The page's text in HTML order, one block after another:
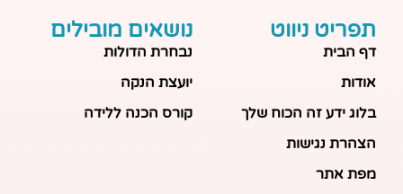
תפריט ניווט
דף הבית
אודות
בלוג ידע זה הכוח שלך
הצהרת נגישות
מפת אתר
נושאים מובילים
נבחרת הדולות
יועצת הנקה
קורס הכנה ללידה